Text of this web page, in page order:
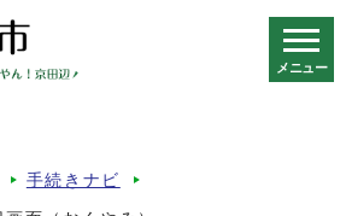
メニュー
手続きナビ